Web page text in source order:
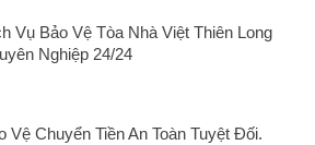
Vụ Bảo Vệ Tòa Nhà Việt Thiên Long
Nghiệp 24/24
Vệ Chuyển Tiền An Toàn Tuyệt Đối.